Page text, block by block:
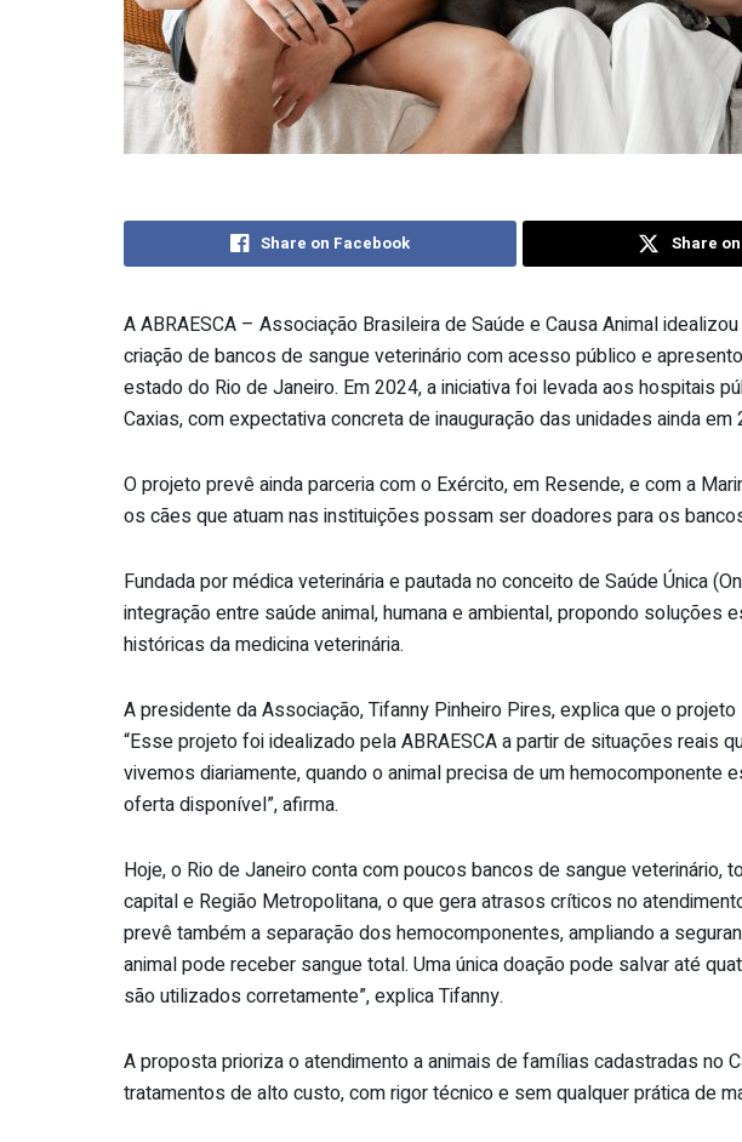
Share on Facebook Share
A ABRAESCA – Associação Brasileira de Saúde e Causa Animal
criação de bancos de sangue veterinário com acesso público e
estado do Rio de Janeiro. Em 2024, a iniciativa foi levada aos hospitais
Caxias, com expectativa concreta de inauguração das unidades ainda em
O projeto prevê ainda parceria com o Exército, em Resende, e com a
os cães que atuam nas instituições possam ser doadores para os
Fundada por médica veterinária e pautada no conceito de Saúde Única
integração entre saúde animal, humana e ambiental, propondo soluções
históricas da medicina veterinária.
A presidente da Associação, Tifanny Pinheiro Pires, explica que o projeto
“Esse projeto foi idealizado pela ABRAESCA a partir de situações reais
vivemos diariamente, quando o animal precisa de um hemocomponente
oferta disponível”, afirma.
Hoje, o Rio de Janeiro conta com poucos bancos de sangue veterinário,
capital e Região Metropolitana, o que gera atrasos críticos no
prevê também a separação dos hemocomponentes, ampliando a
animal pode receber sangue total. Uma única doação pode salvar até
são utilizados corretamente”, explica Tifanny.
A proposta prioriza o atendimento a animais de famílias cadastradas no
tratamentos de alto custo, com rigor técnico e sem qualquer prática de